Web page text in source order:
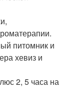
питомник и
хевиз и
2, 5 часа на